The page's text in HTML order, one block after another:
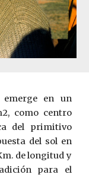
en un
como centro
del primitivo
del sol en
de longitud y
para el